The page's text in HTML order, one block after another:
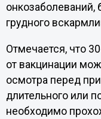
онкозаболеваний,
грудного
Отмечается, что
от вакцинации
осмотра перед
длительного или
необходимо